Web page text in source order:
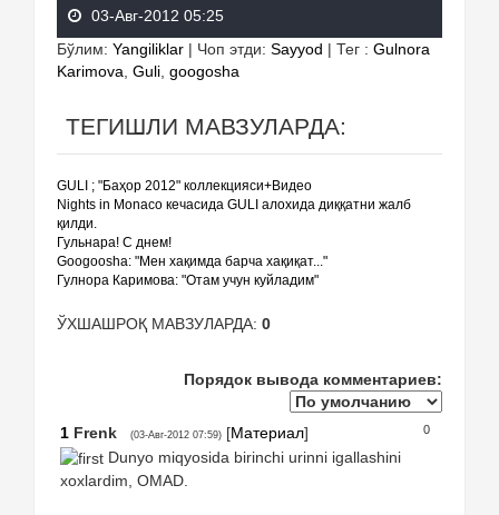
03-Авг-2012 05:25
Бўлим: Yangiliklar | Чоп этди: Sayyod | Тег : Gulnora
Karimova Guli googosha
ТЕГИШЛИ МАВЗУЛАРДА:
GULI ; "Баҳор 2012" коллекцияси+Видео
Nights in Monaco кечасида GULI алохида диққатни жалб
қилди.
Гульнара! С днем!
Googoosha: "Мен хақимда барча хақиқат..."
Гулнора Каримова: "Отам учун куйладим"
ЎХШАШРОҚ МАВЗУЛАРДА: 0
Порядок вывода комментариев:
0
1 Frenk (03-Авг-2012 07:59) [Материал]
Dunyo miqyosida birinchi urinni igallashini
xoxlardim, OMAD.